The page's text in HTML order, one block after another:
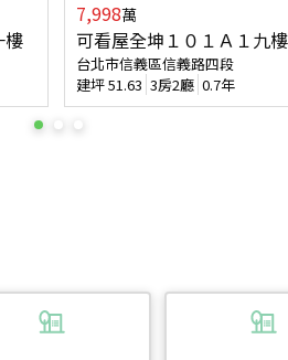
樓
7,998萬
可看屋全坤１０１Ａ１九樓
台北市信義區信義路四段
建坪51.63 3房2廳 0.7年